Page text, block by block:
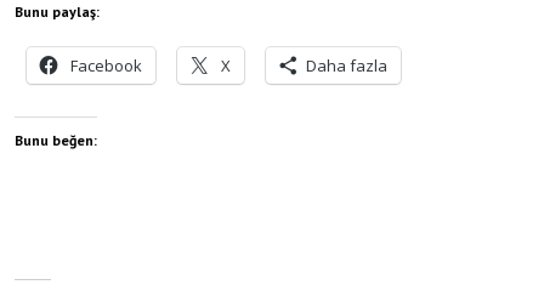
Bunu paylaş:
Facebook X Daha fazla
Bunu beğen: